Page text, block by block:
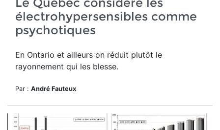
électrohypersensibles comme
psychotiques
En Ontario et ailleurs on réduit plutôt le
rayonnement qui les blesse.
Par : André Fauteux